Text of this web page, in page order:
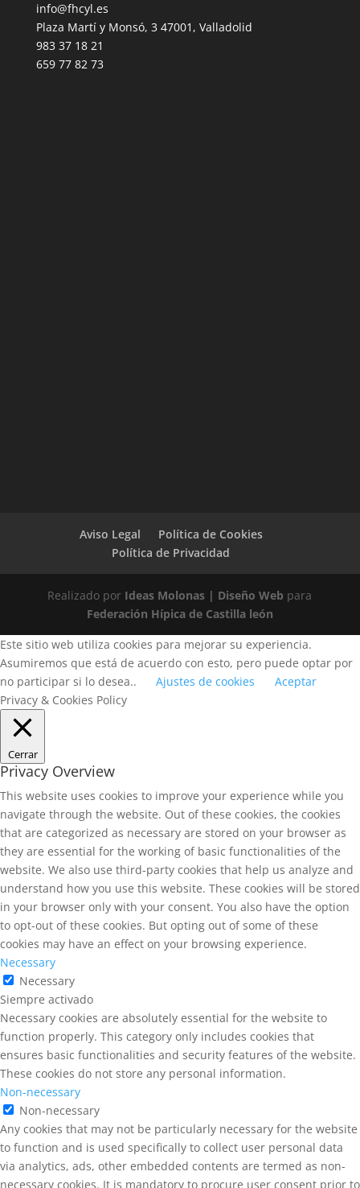
info@fhcyl.es
Plaza Martí y Monsó, 3 47001, Valladolid
983 37 18 21
659 77 82 73
Aviso Legal
Política de Cookies
Política de Privacidad
Realizado por Ideas Molonas | Diseño Web para
Federación Hípica de Castilla león
Este sitio web utiliza cookies para mejorar su experiencia.
Asumiremos que está de acuerdo con esto, pero puede optar por
no participar si lo desea..
Ajustes de cookies
Aceptar
Privacy & Cookies Policy
Cerrar
Privacy Overview
This website uses cookies to improve your experience while you
navigate through the website. Out of these cookies, the cookies
that are categorized as necessary are stored on your browser as
they are essential for the working of basic functionalities of the
website. We also use third-party cookies that help us analyze and
understand how you use this website. These cookies will be stored
in your browser only with your consent. You also have the option
to opt-out of these cookies. But opting out of some of these
cookies may have an effect on your browsing experience.
Necessary
Necessary
Siempre activado
Necessary cookies are absolutely essential for the website to
function properly. This category only includes cookies that
ensures basic functionalities and security features of the website.
These cookies do not store any personal information.
Non-necessary
Non-necessary
Any cookies that may not be particularly necessary for the website
to function and is used specifically to collect user personal data
via analytics, ads, other embedded contents are termed as non-
necessary cookies. It is mandatory to procure user consent prior to